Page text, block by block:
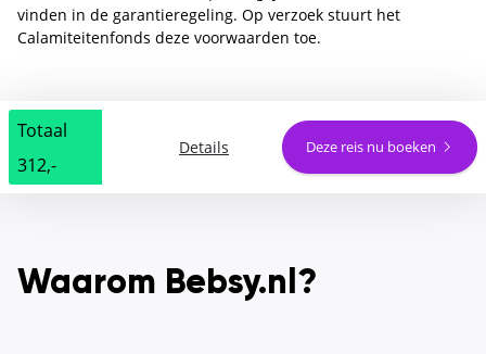
vinden in de garantieregeling. Op verzoek stuurt het
Calamiteitenfonds deze voorwaarden toe.
Totaal
312,-
Details Deze reis nu boeken
Waarom Bebsy.nl?